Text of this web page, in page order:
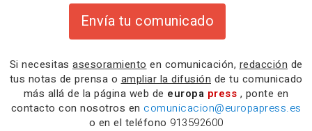
Envía tu comunicado
Si necesitas asesoramiento en comunicación, redacción de
tus notas de prensa o ampliar la difusión de tu comunicado
más allá de la página web de europa press , ponte en
contacto con nosotros en comunicacion@europapress.es
o en el teléfono 913592600